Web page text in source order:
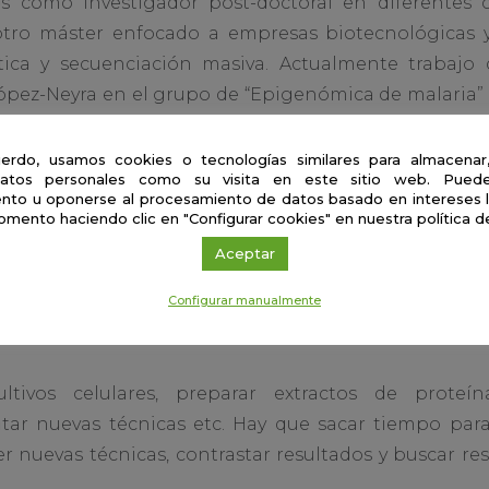
máster enfocado a empresas
y secuenciación masiva. Actualmente trabajo
Neyra en el grupo de “Epigenómica de
un científico
académica es muy activo, no es para nada
presentan nuevos retos y problemas que
los experimentos que debo hacer para ir
celulares, preparar extractos de
nuevas técnicas etc. Hay que sacar tiempo
nuevas técnicas, contrastar resultados y buscar
usamos cookies o tecnologías similares para
personales como su visita en este sitio web.
u oponerse al procesamiento de datos basado en intereses
haciendo clic en "Configurar cookies" en nuestra política
Aceptar
Configurar manualmente